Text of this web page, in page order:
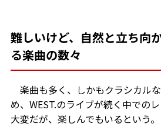
難しいけど、自然と立ち向
る楽曲の数々
楽曲も多く、しかもクラシカル
め、WEST.のライブが続く中での
大変だが、楽しんでもいるという。